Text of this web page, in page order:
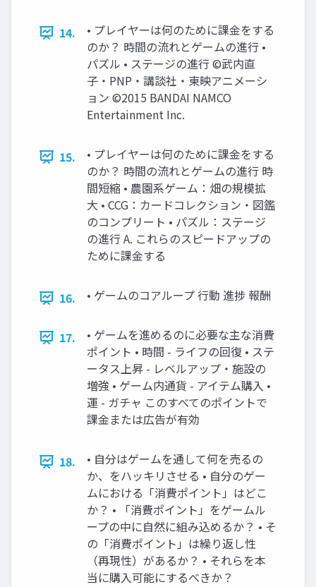
14.
• プレイヤーは何のために課金をする
のか？ 時間の流れとゲームの進行 •
パズル • ステージの進行 ©武内直
子・PNP・講談社・東映アニメーシ
ョン ©2015 BANDAI NAMCO
Entertainment Inc.
15.
• プレイヤーは何のために課金をする
のか？ 時間の流れとゲームの進行 時
間短縮 • 農園系ゲーム：畑の規模拡
大 • CCG：カードコレクション・図鑑
のコンプリート • パズル：ステージ
の進行 A. これらのスピードアップの
ために課金する
16. • ゲームのコアループ 行動 進捗 報酬
17.
• ゲームを進めるのに必要な主な消費
ポイント • 時間 - ライフの回復 • ステ
ータス上昇 - レベルアップ・施設の
増強 • ゲーム内通貨 - アイテム購入 •
運 - ガチャ このすべてのポイントで
課金または広告が有効
18.
• 自分はゲームを通して何を売るの
か、をハッキリさせる • 自分のゲー
ムにおける「消費ポイント」はどこ
か？ • 「消費ポイント」をゲームル
ープの中に自然に組み込めるか？ • そ
の「消費ポイント」は繰り返し性
（再現性）があるか？ • それらを本
当に購入可能にするべきか？